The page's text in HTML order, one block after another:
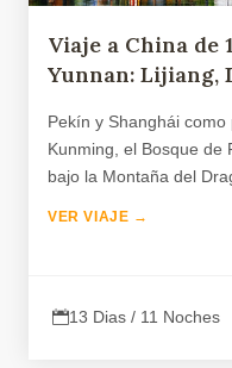
Viaje a China de
Yunnan: Lijiang,
Pekín y Shanghái
Kunming, el Bosque de
bajo la Montaña del
VER VIAJE →
13 Dias / 11 Noches